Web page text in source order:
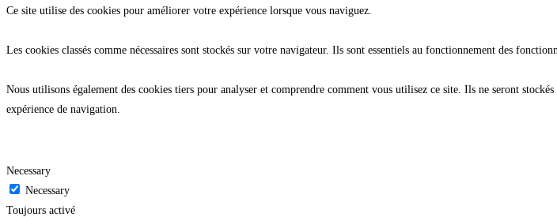
Ce site utilise des cookies pour améliorer votre expérience lorsque vous naviguez.
Les cookies classés comme nécessaires sont stockés sur votre navigateur. Ils sont essentiels au fonctionnement des
Nous utilisons également des cookies tiers pour analyser et comprendre comment vous utilisez ce site. Ils ne seront
expérience de navigation.
Necessary
Necessary
Toujours activé